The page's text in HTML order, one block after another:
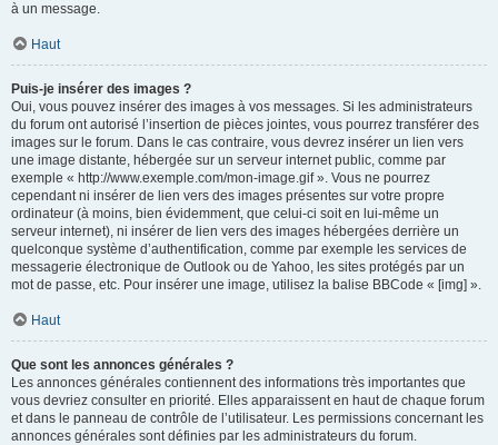
à un message.
Haut
Puis-je insérer des images ?
Oui, vous pouvez insérer des images à vos messages. Si les administrateurs
du forum ont autorisé l’insertion de pièces jointes, vous pourrez transférer des
images sur le forum. Dans le cas contraire, vous devrez insérer un lien vers
une image distante, hébergée sur un serveur internet public, comme par
exemple « http://www.exemple.com/mon-image.gif ». Vous ne pourrez
cependant ni insérer de lien vers des images présentes sur votre propre
ordinateur (à moins, bien évidemment, que celui-ci soit en lui-même un
serveur internet), ni insérer de lien vers des images hébergées derrière un
quelconque système d’authentification, comme par exemple les services de
messagerie électronique de Outlook ou de Yahoo, les sites protégés par un
mot de passe, etc. Pour insérer une image, utilisez la balise BBCode « [img] ».
Haut
Que sont les annonces générales ?
Les annonces générales contiennent des informations très importantes que
vous devriez consulter en priorité. Elles apparaissent en haut de chaque forum
et dans le panneau de contrôle de l’utilisateur. Les permissions concernant les
annonces générales sont définies par les administrateurs du forum.